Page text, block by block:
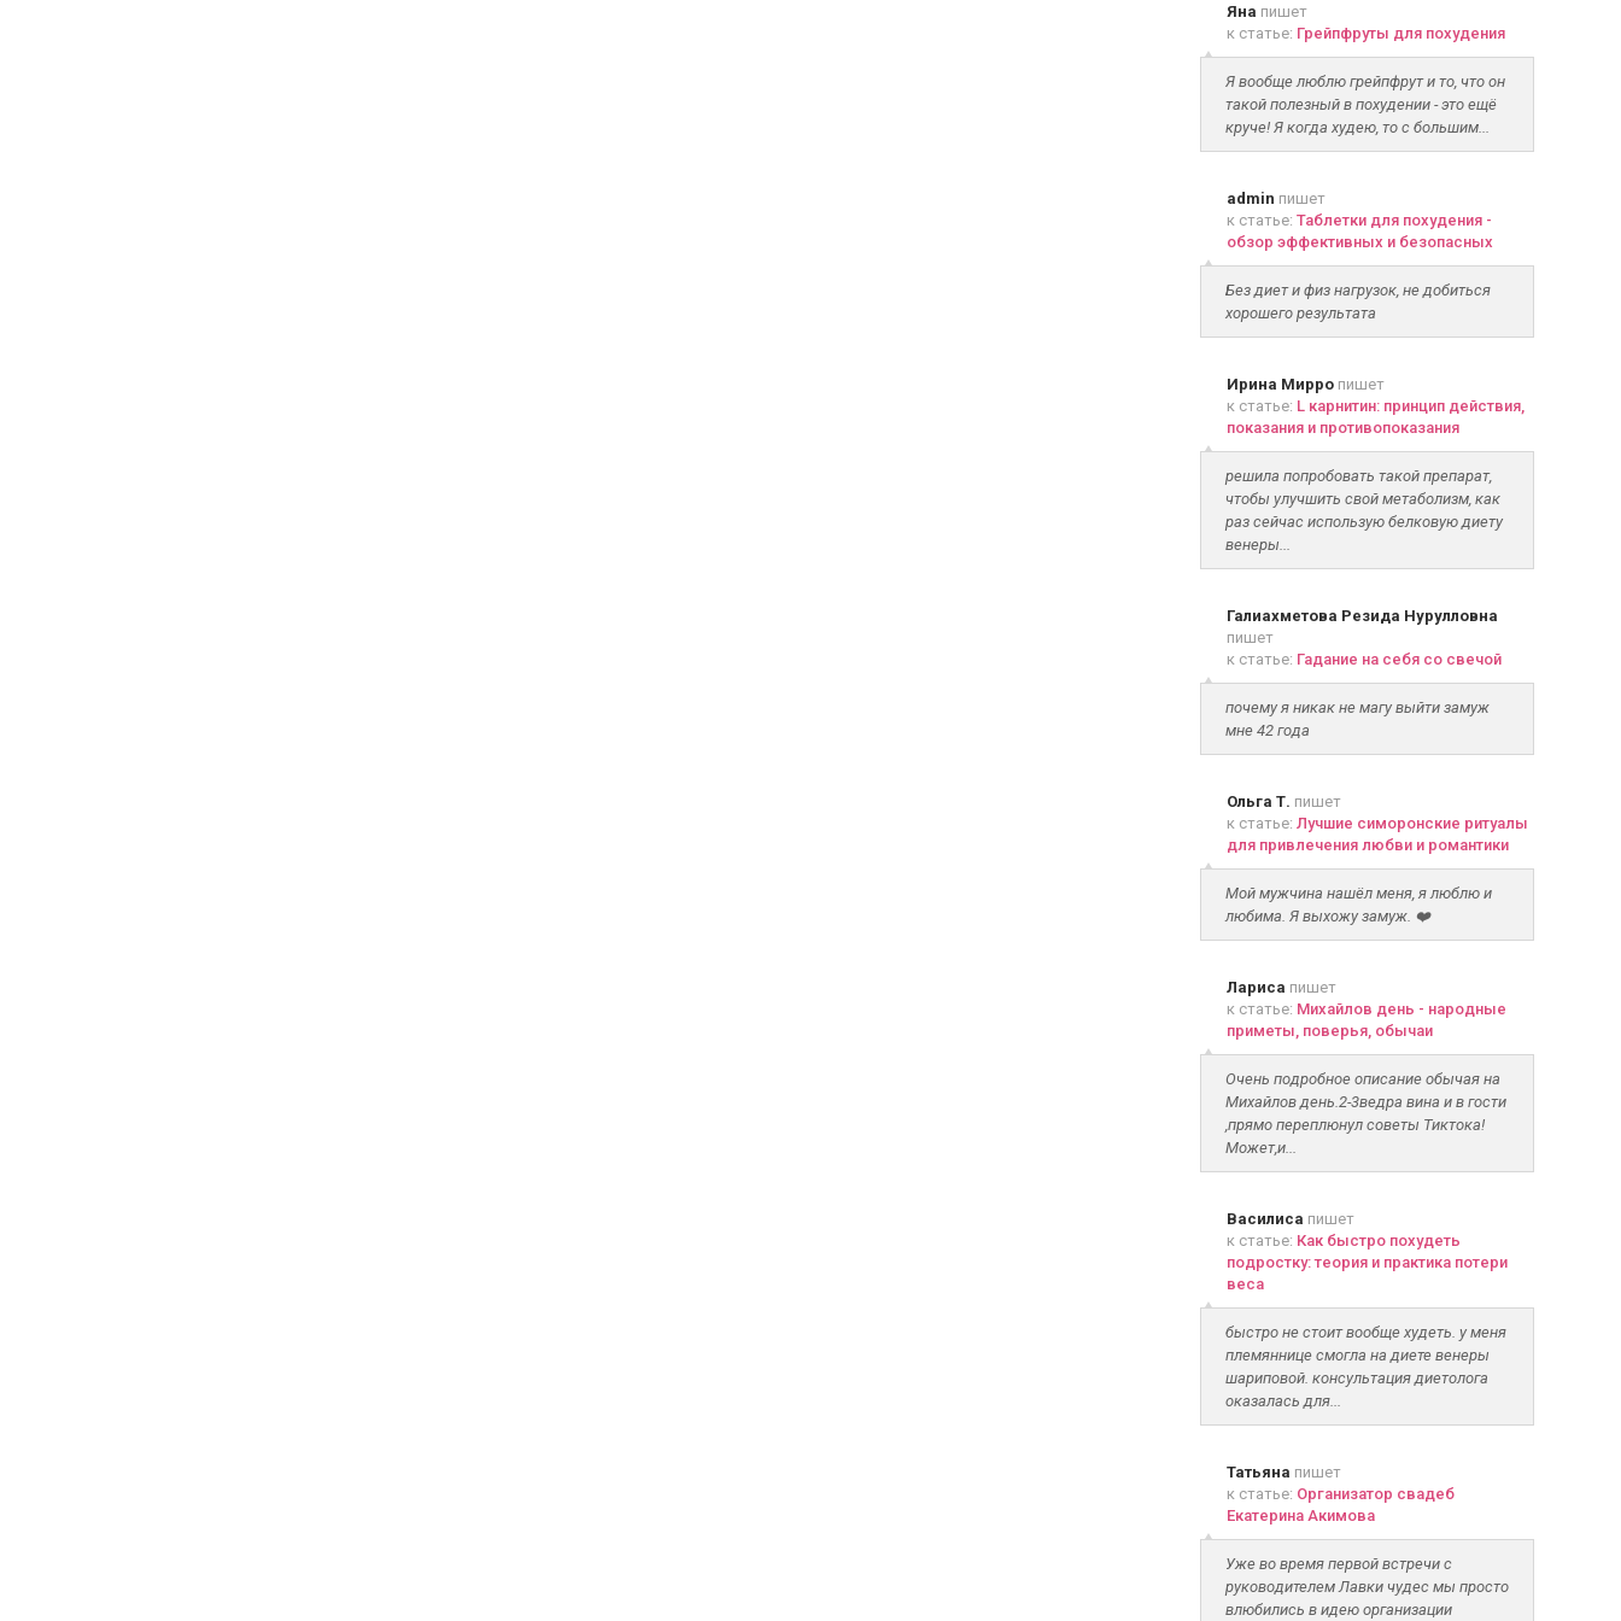
Яна пишет
к статье: Грейпфруты для похудения
Я вообще люблю грейпфрут и то, что он
такой полезный в похудении - это ещё
круче! Я когда худею, то с большим...
admin пишет
к статье: Таблетки для похудения -
обзор эффективных и безопасных
Без диет и физ нагрузок, не добиться
хорошего результата
Ирина Мирропишет
к статье: L карнитин: принцип действия,
показания и противопоказания
решила попробовать такой препарат,
чтобы улучшить свой метаболизм, как
раз сейчас использую белковую диету
венеры...
Галиахметова Резида Нурулловна
пишет
к статье: Гадание на себя со свечой
почему я никак не магу выйти замуж
мне 42 года
Ольга Т. пишет
к статье: Лучшие симоронские ритуалы
для привлечения любви и романтики
Мой мужчина нашёл меня, я люблю и
любима. Я выхожу замуж. ❤️
Лариса пишет
к статье: Михайлов день - народные
приметы, поверья, обычаи
Очень подробное описание обычая на
Михайлов день.2-3ведра вина и в гости
,прямо переплюнул советы Тиктока!
Может,и...
Василиса пишет
к статье: Как быстро похудеть
подростку: теория и практика потери
веса
быстро не стоит вообще худеть. у меня
племяннице смогла на диете венеры
шариповой. консультация диетолога
оказалась для...
Татьяна пишет
к статье: Организатор свадеб
Екатерина Акимова
Уже во время первой встречи с
руководителем Лавки чудес мы просто
влюбились в идею организации